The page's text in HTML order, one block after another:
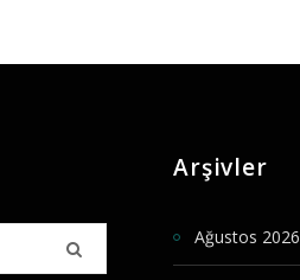
Arşivler
Ağustos 2026